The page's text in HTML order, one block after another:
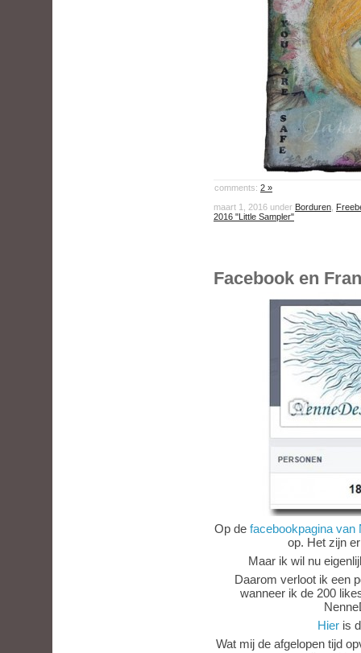
comments: 2 »
maart 1, 2016 under Borduren
2016 "Little Sampler"
Facebook en
Op de facebookpagina
op. Het zijn
Maar ik wil nu
Daarom verloot ik een
wanneer ik de 200
Hier is
Wat mij de afgelopen tijd